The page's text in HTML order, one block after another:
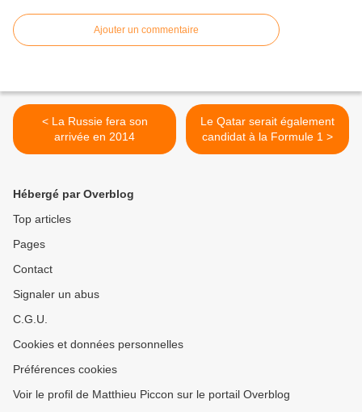
Ajouter un commentaire
< La Russie fera son
arrivée en 2014
Le Qatar serait également
candidat à la Formule 1 >
Hébergé par Overblog
Top articles
Pages
Contact
Signaler un abus
C.G.U.
Cookies et données personnelles
Préférences cookies
Voir le profil de Matthieu Piccon sur le portail Overblog